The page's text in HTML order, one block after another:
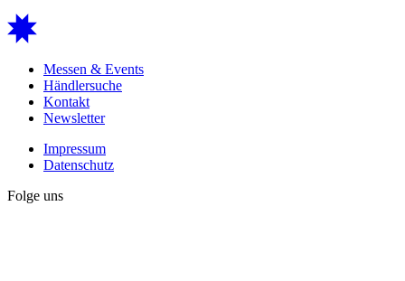
Messen & Events
Händlersuche
Kontakt
Newsletter
Impressum
Datenschutz
Folge uns